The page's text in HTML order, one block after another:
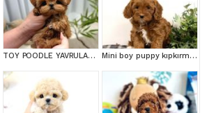
TOY POODLE YAVRULARIM Mini boy puppy kıpkırmızı ev üretimi TOOY POODLE